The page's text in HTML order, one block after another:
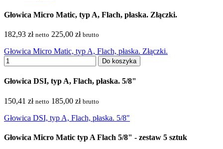
Głowica Micro Matic, typ A, Flach, płaska. Złączki.
182,93 zł netto 225,00 zł brutto
Głowica Micro Matic, typ A, Flach, płaska. Złączki.
Do koszyka
Głowica DSI, typ A, Flach, płaska. 5/8"
150,41 zł netto 185,00 zł brutto
Głowica DSI, typ A, Flach, płaska. 5/8"
Głowica Micro Matic typ A Flach 5/8" - zestaw 5 sztuk